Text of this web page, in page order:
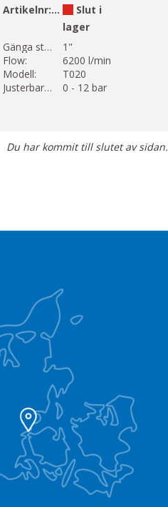
Artikelnr:E460-6-3C-12
Slut i
lager
Gänga storlek 1:
1"
Flow:
6200 l/min
Modell:
T020
Justerbart tryck:
0 - 12 bar
Du har kommit till slutet av sidan.